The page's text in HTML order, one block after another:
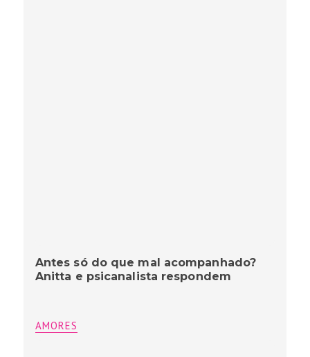
Antes só do que mal acompanhado?
Anitta e psicanalista respondem
AMORES